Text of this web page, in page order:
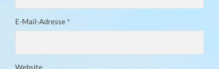
E-Mail-Adresse *
Website